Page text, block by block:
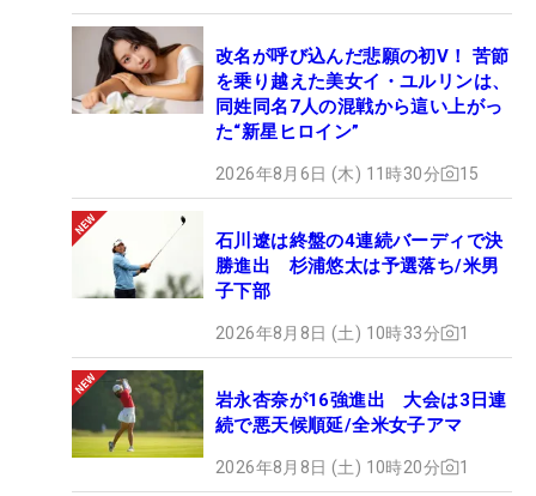
改名が呼び込んだ悲願の初V！ 苦節
を乗り越えた美女イ・ユルリンは、
同姓同名7人の混戦から這い上がっ
た“新星ヒロイン”
2026年8月6日 (木) 11時30分 15
石川遼は終盤の4連続バーディで決
勝進出 杉浦悠太は予選落ち/米男
子下部
2026年8月8日 (土) 10時33分 1
岩永杏奈が16強進出 大会は3日連
続で悪天候順延/全米女子アマ
2026年8月8日 (土) 10時20分 1